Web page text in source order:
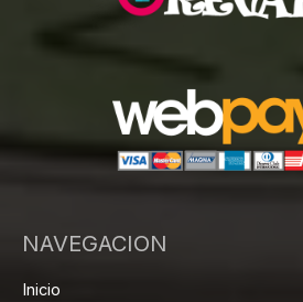
NAVEGACION
Inicio